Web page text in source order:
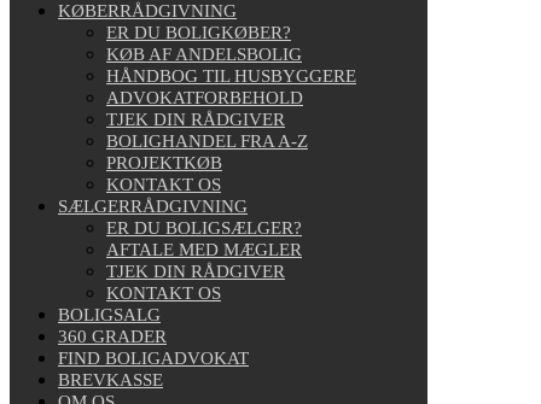
KØBERRÅDGIVNING
ER DU BOLIGKØBER?
KØB AF ANDELSBOLIG
HÅNDBOG TIL HUSBYGGERE
ADVOKATFORBEHOLD
TJEK DIN RÅDGIVER
BOLIGHANDEL FRA A-Z
PROJEKTKØB
KONTAKT OS
SÆLGERRÅDGIVNING
ER DU BOLIGSÆLGER?
AFTALE MED MÆGLER
TJEK DIN RÅDGIVER
KONTAKT OS
BOLIGSALG
360 GRADER
FIND BOLIGADVOKAT
BREVKASSE